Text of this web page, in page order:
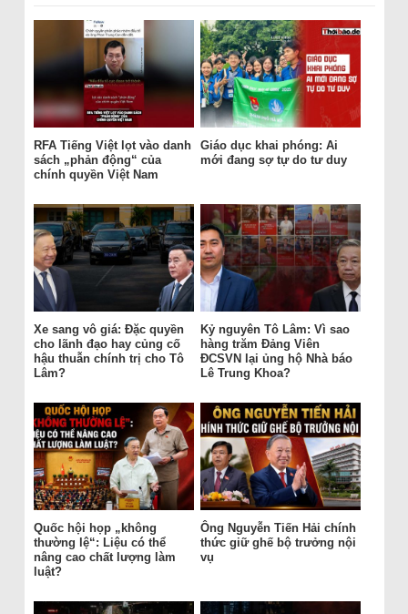
RFA Tiếng Việt lọt vào danh
sách „phản động“ của
chính quyền Việt Nam
Giáo dục khai phóng: Ai
mới đang sợ tự do tư duy
Xe sang vô giá: Đặc quyền
cho lãnh đạo hay củng cố
hậu thuẫn chính trị cho Tô
Lâm?
Kỷ nguyên Tô Lâm: Vì sao
hàng trăm Đảng Viên
ĐCSVN lại ủng hộ Nhà báo
Lê Trung Khoa?
Quốc hội họp „không
thường lệ“: Liệu có thể
nâng cao chất lượng làm
luật?
Ông Nguyễn Tiến Hải chính
thức giữ ghế bộ trưởng nội
vụ